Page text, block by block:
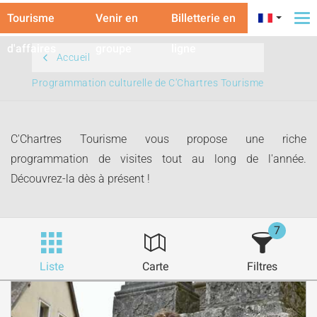
Tourisme
d'affaires
Venir en Billetterie en
Accueil
Programmation culturelle de C'Chartres Tourisme
C'Chartres Tourisme vous propose une riche
programmation de visites tout au long de l'année.
Découvrez-la dès à présent !
Liste Carte Filtres
7